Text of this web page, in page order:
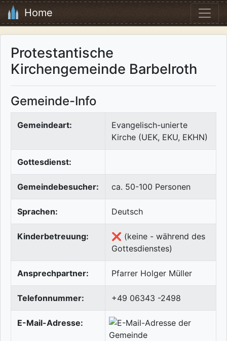
Home
Protestantische
Kirchengemeinde Barbelroth
Gemeinde-Info
Gemeindeart:
Evangelisch-unierte
Kirche (UEK, EKU, EKHN)
Gottesdienst:
Gemeindebesucher: ca. 50-100 Personen
Sprachen: Deutsch
Kinderbetreuung:
❌ (keine - während des
Gottesdienstes)
Ansprechpartner: Pfarrer Holger Müller
Telefonnummer: +49 06343 -2498
E-Mail-Adresse: